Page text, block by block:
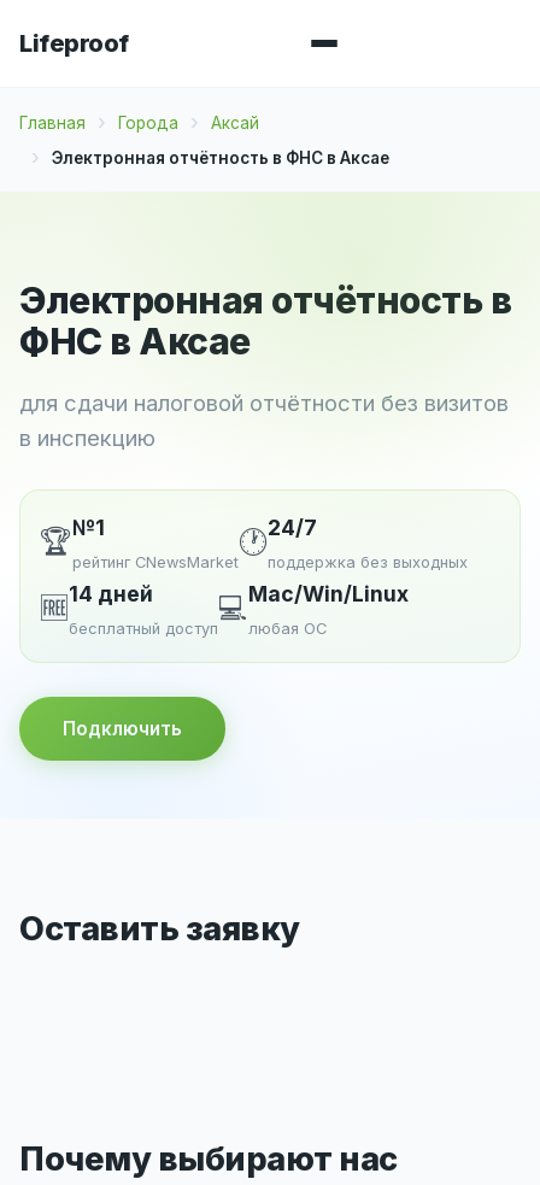
Lifeproof
Главная Города
Аксай
Электронная отчётность в ФНС в Аксае
Электронная отчётность в
ФНС в Аксае
для сдачи налоговой отчётности без визитов
в инспекцию
🏆№1
рейтинг CNewsMarket
🕐24/7
поддержка без выходных
🆓14 дней
бесплатный доступ
💻Mac/Win/Linux
любая ОС
Подключить
Оставить заявку
Почему выбирают нас